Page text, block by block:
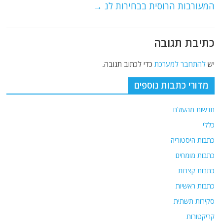
המעורבות הרוסית בבחירות לנ →
כתיבת תגובה
ישלהתחבר למערכת כדי לכתוב תגובה.
מדורי כתבות נוספים
חדשות מהעולם
כללי
כתבות היסטוריה
כתבות מומחים
כתבות קצרות
כתבות ראשיות
סקירות תשתית
קריקטורות